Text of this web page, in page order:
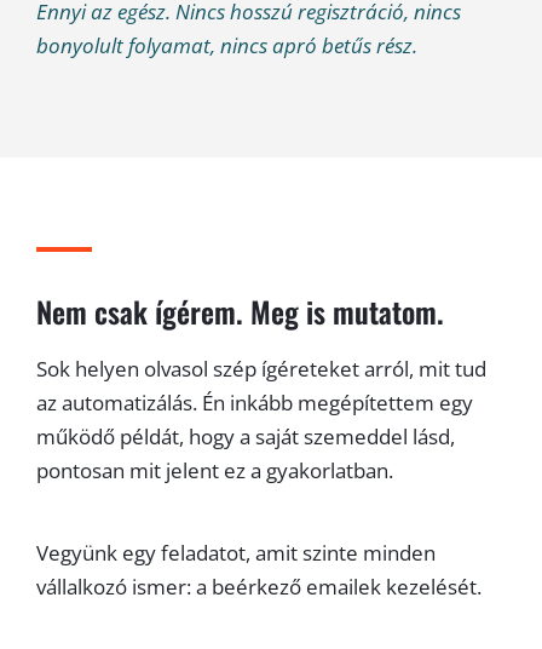
Ennyi az egész. Nincs hosszú regisztráció, nincs
bonyolult folyamat, nincs apró betűs rész.
Nem csak ígérem. Meg is mutatom.
Sok helyen olvasol szép ígéreteket arról, mit tud
az automatizálás. Én inkább megépítettem egy
működő példát, hogy a saját szemeddel lásd,
pontosan mit jelent ez a gyakorlatban.
Vegyünk egy feladatot, amit szinte minden
vállalkozó ismer: a beérkező emailek kezelését.